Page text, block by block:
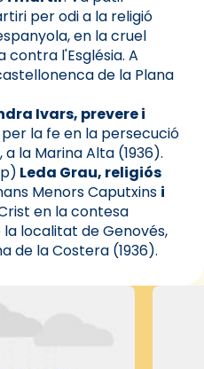
per odi a la religió
en la cruel
contra l'Església. A
de la Plana
Ivars, prevere i
la fe en la persecució
a la Marina Alta (1936).
Leda Grau, religiós
Menors Caputxins i
en la contesa
localitat de Genovés,
de la Costera (1936).